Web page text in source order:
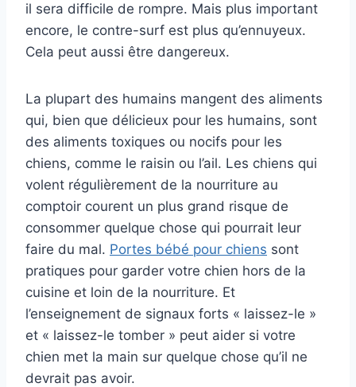
il sera difficile de rompre. Mais plus important
encore, le contre-surf est plus qu’ennuyeux.
Cela peut aussi être dangereux.
La plupart des humains mangent des aliments
qui, bien que délicieux pour les humains, sont
des aliments toxiques ou nocifs pour les
chiens, comme le raisin ou l’ail. Les chiens qui
volent régulièrement de la nourriture au
comptoir courent un plus grand risque de
consommer quelque chose qui pourrait leur
faire du mal. Portes bébé pour chiens sont
pratiques pour garder votre chien hors de la
cuisine et loin de la nourriture. Et
l’enseignement de signaux forts « laissez-le »
et « laissez-le tomber » peut aider si votre
chien met la main sur quelque chose qu’il ne
devrait pas avoir.